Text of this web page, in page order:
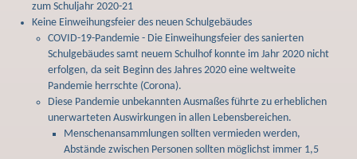
zum Schuljahr 2020-21
Keine Einweihungsfeier des neuen Schulgebäudes
COVID-19-Pandemie - Die Einweihungsfeier des sanierten
Schulgebäudes samt neuem Schulhof konnte im Jahr 2020 nicht
erfolgen, da seit Beginn des Jahres 2020 eine weltweite
Pandemie herrschte (Corona).
Diese Pandemie unbekannten Ausmaßes führte zu erheblichen
unerwarteten Auswirkungen in allen Lebensbereichen.
Menschenansammlungen sollten vermieden werden,
Abstände zwischen Personen sollten möglichst immer 1,5